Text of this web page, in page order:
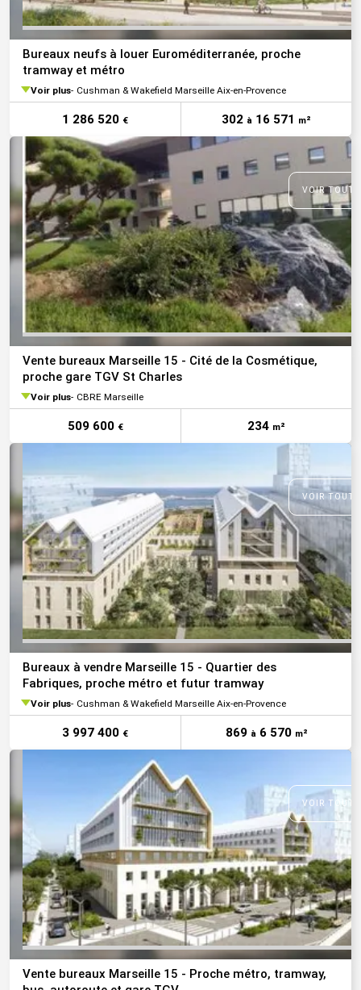
Bureaux neufs à louer Euroméditerranée, proche
tramway et métro
Voir plus Cushman & Wakefield Marseille Aix-en-Provence
1 286 520 € 302 à 16 571 m²
VOIR
Vente bureaux Marseille 15 - Cité de la Cosmétique,
proche gare TGV St Charles
Voir plus CBRE Marseille
509 600 € 234 m²
VOIR
Bureaux à vendre Marseille 15 - Quartier des
Fabriques, proche métro et futur tramway
Voir plus Cushman & Wakefield Marseille Aix-en-Provence
3 997 400 € 869 à6 570 m²
VOIR
Vente bureaux Marseille 15 - Proche métro, tramway,